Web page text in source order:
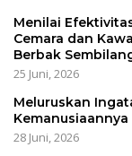
Menilai
Cemara dan
Berbak
25 Juni, 2026
Meluruskan
Kemanusiaannya
28 Juni, 2026